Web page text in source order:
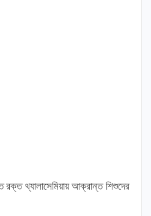
থ্যালাসেমিয়ায় আক্রান্ত শিশুদের